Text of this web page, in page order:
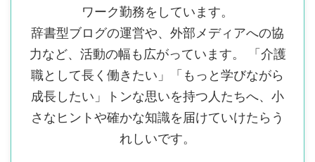
ワーク勤務をしています。
辞書型ブログの運営や、外部メディアへの協
力など、活動の幅も広がっています。 「介護
職として長く働きたい」「もっと学びながら
成長したい」トンな思いを持つ人たちへ、小
さなヒントや確かな知識を届けていけたらう
れしいです。